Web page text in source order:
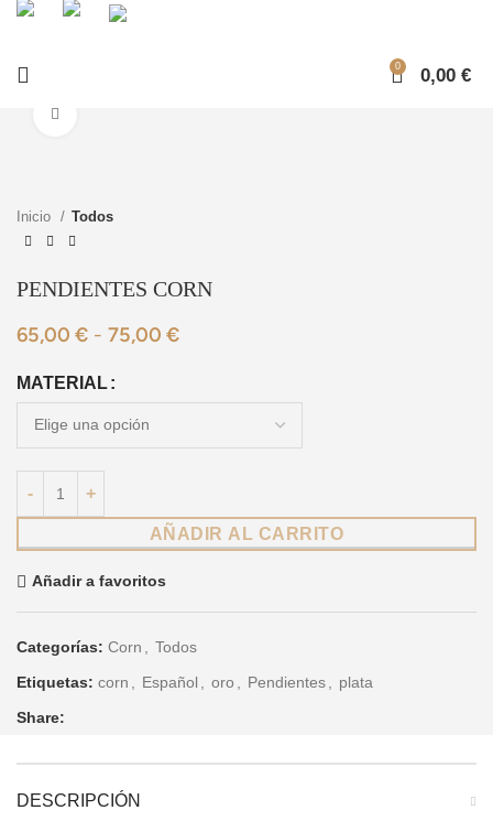
0 0,00 €
Inicio Todos
PENDIENTES CORN
65,00 € - 75,00 €
MATERIAL
AÑADIR AL CARRITO
Añadir a favoritos
Categorías: Corn
Todos
Etiquetas: corn Español oro Pendientes
plata
Share:
DESCRIPCIÓN